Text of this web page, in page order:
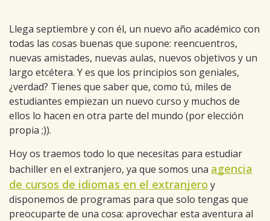
Llega septiembre y con él, un nuevo año académico con
todas las cosas buenas que supone: reencuentros,
nuevas amistades, nuevas aulas, nuevos objetivos y un
largo etcétera. Y es que los principios son geniales,
¿verdad? Tienes que saber que, como tú, miles de
estudiantes empiezan un nuevo curso y muchos de
ellos lo hacen en otra parte del mundo (por elección
propia ;)).
Hoy os traemos todo lo que necesitas para estudiar
bachiller en el extranjero, ya que somos una agencia
de cursos de idiomas en el extranjero y
disponemos de programas para que solo tengas que
preocuparte de una cosa: aprovechar esta aventura al